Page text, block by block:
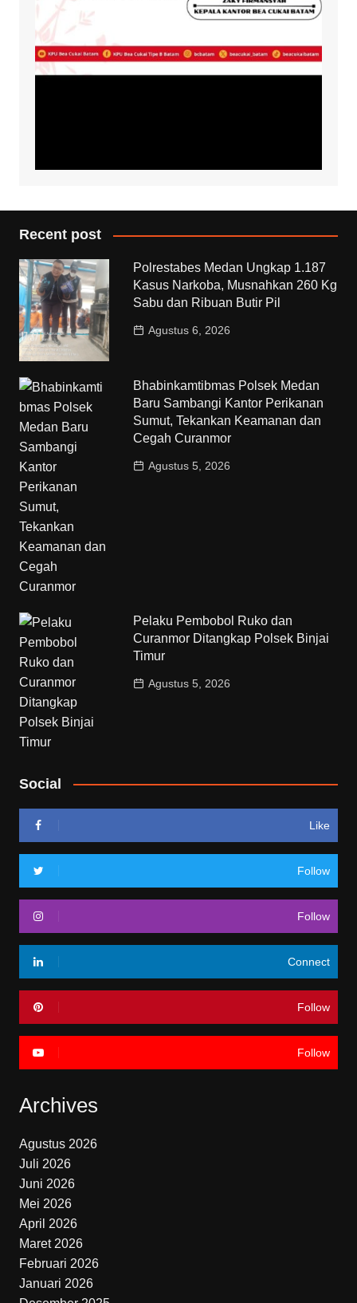
Recent post
Polrestabes Medan Ungkap 1.187
Kasus Narkoba, Musnahkan 260 Kg
Sabu dan Ribuan Butir Pil
Agustus 6, 2026
Bhabinkamtibmas Polsek Medan
Baru Sambangi Kantor Perikanan
Sumut, Tekankan Keamanan dan
Cegah Curanmor
Agustus 5, 2026
Pelaku Pembobol Ruko dan
Curanmor Ditangkap Polsek Binjai
Timur
Agustus 5, 2026
Social
Like
Follow
Follow
Connect
Follow
Follow
Archives
Agustus 2026
Juli 2026
Juni 2026
Mei 2026
April 2026
Maret 2026
Februari 2026
Januari 2026